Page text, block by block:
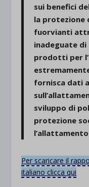
sui benefici
la protezione
fuorvianti
inadeguate
prodotti per
fornisca dati
sviluppo di
protezione
Per scaricare il
italiano clicca qui